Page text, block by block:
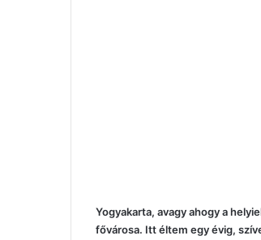
Yogyakarta, avagy ahogy a
fővárosa. Itt éltem egy évig,